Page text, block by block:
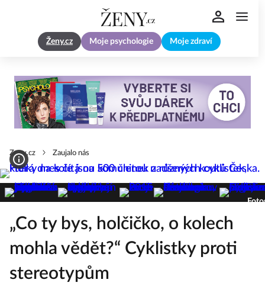
Ženy.cz Moje psychologie Moje zdraví
Zeny.cz Zaujalo nás
„Co ty bys, holčičko, o kolech
mohla vědět?“ Cyklistky proti
stereotypům